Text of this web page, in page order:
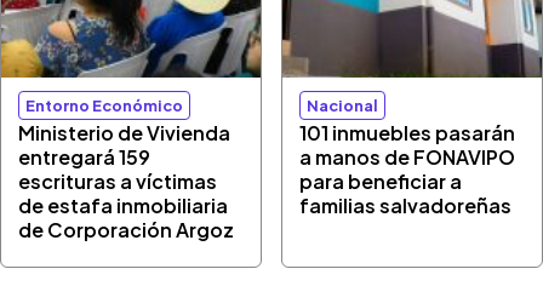
Entorno Económico
Ministerio de Vivienda
entregará 159
escrituras a víctimas
de estafa inmobiliaria
de Corporación Argoz
Nacional
101 inmuebles pasarán
a manos de FONAVIPO
para beneficiar a
familias salvadoreñas